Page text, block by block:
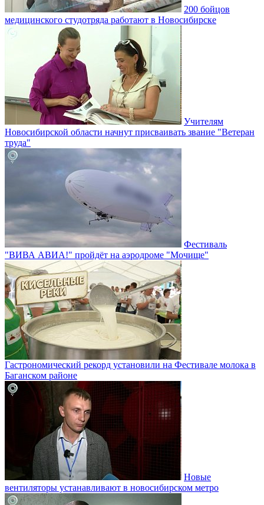
200 бойцов
медицинского студотряда работают в Новосибирске
Учителям
Новосибирской области начнут присваивать звание "Ветеран
труда"
Фестиваль
"ВИВА АВИА!" пройдёт на аэродроме "Мочище"
Гастрономический рекорд установили на Фестивале молока в
Баганском районе
Новые
вентиляторы устанавливают в новосибирском метро